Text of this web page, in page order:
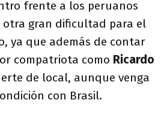
frente a los peruanos
gran dificultad para el
ya que además de contar
compatriota como Ricardo
de local, aunque venga
con Brasil.